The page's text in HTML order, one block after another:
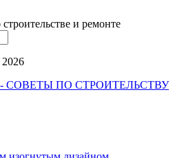
и ремонте
2026
СОВЕТЫ ПО СТРОИТЕЛЬСТВУ